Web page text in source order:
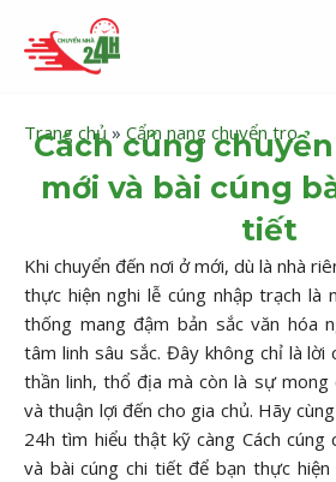
Trang chủ » Cẩm nang chuyển trọ
Cách cúng
mới và bài cúng
tiết
Khi chuyển đến nơi ở mới, dù là nhà
thực hiện nghi lễ cúng nhập trạch là
thống mang đậm bản sắc văn hóa
tâm linh sâu sắc. Đây không chỉ là lời
thần linh, thổ địa mà còn là sự mong
và thuận lợi đến cho gia chủ. Hãy
24h tìm hiểu thật kỹ càng Cách cúng
và bài cúng chi tiết để bạn thực